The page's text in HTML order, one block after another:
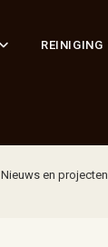
REINIGING
Nieuws en projecten